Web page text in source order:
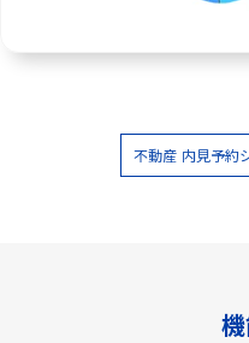
不動産 内見予約